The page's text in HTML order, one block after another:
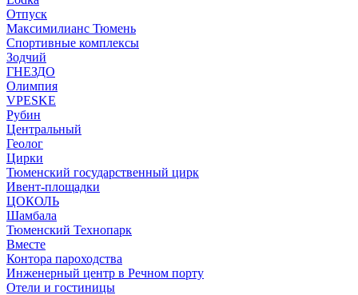
Отпуск
Максимилианс Тюмень
Спортивные комплексы
Зодчий
ГНЕЗДО
Олимпия
VPESKE
Рубин
Центральный
Геолог
Цирки
Тюменский государственный цирк
Ивент-площадки
ЦОКОЛЬ
Шамбала
Тюменский Технопарк
Вместе
Контора пароходства
Инженерный центр в Речном порту
Отели и гостиницы